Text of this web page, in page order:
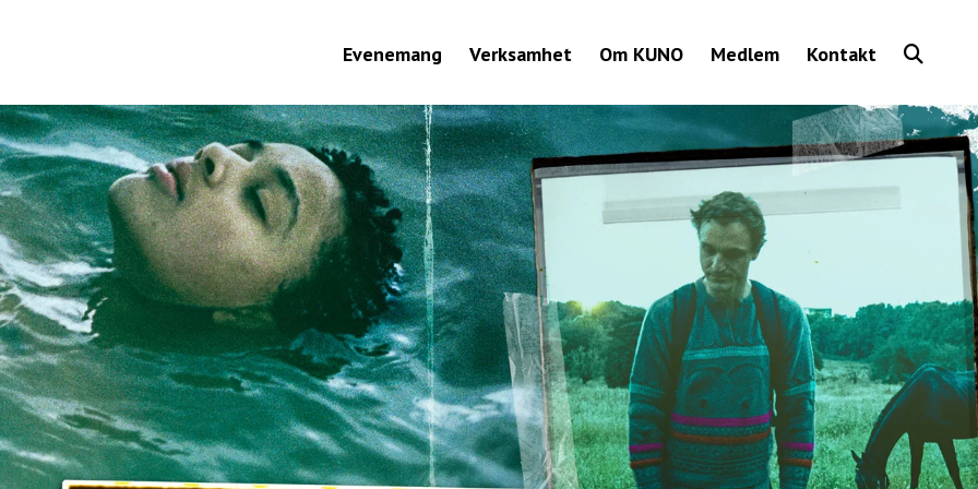
Evenemang Verksamhet Om KUNO Medlem Kontakt Show
Search